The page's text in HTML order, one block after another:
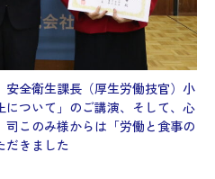
全衛生課長（厚生労働技官）小
ついて」のご講演、そして、心
このみ様からは「労働と食事の
だきました